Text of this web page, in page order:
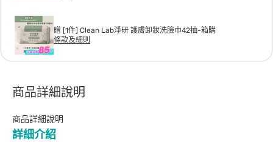
贈 [1件] Clean Lab淨研 護膚卸妝洗臉巾42抽-箱購
條款及細則
商品詳細說明
商品詳細說明
詳細介紹